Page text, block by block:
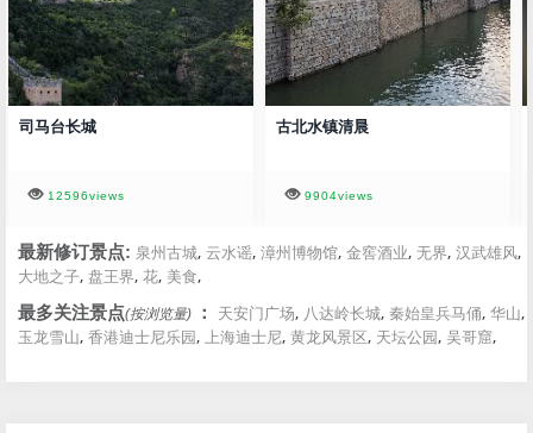
司马台长城
12596views
古北水镇清晨
9904views
最新修订景点: 泉州古城, 云水谣, 漳州博物馆, 金窖酒业, 无界, 汉武雄风,
大地之子, 盘王界, 花, 美食,
最多关注景点(按浏览量) ： 天安门广场, 八达岭长城, 秦始皇兵马俑, 华山,
玉龙雪山, 香港迪士尼乐园, 上海迪士尼, 黄龙风景区, 天坛公园, 吴哥窟,